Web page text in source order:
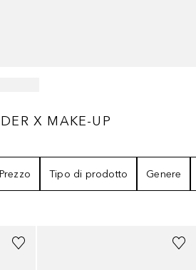
X MAKE-UP ROUTINE
X MAKE-UP
Prezzo Tipo di prodotto Genere